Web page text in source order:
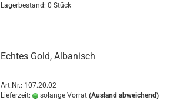
Lagerbestand: 0 Stück
Echtes Gold, Albanisch
Art.Nr.: 107.20.02
Lieferzeit:
solange Vorrat (Ausland abweichend)